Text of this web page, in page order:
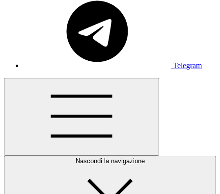
Telegram
Nascondi la navigazione